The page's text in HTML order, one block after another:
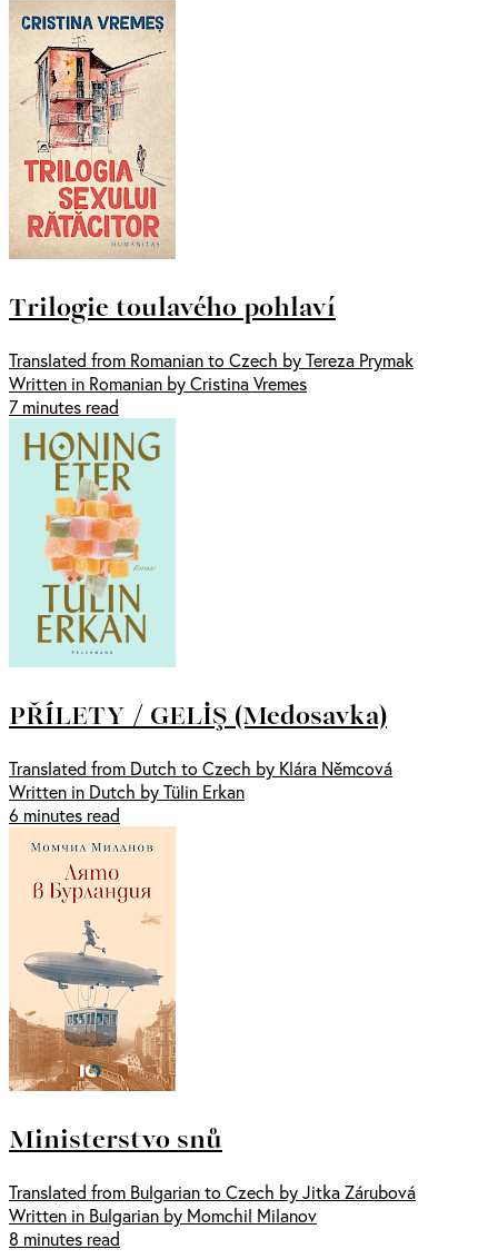
Trilogie toulavého pohlaví
Translated from Romanian to Czech by Tereza Prymak
Written in Romanian by Cristina Vremes
7 minutes read
PŘÍLETY / GELİŞ (Medosavka)
Translated from Dutch to Czech by Klára Němcová
Written in Dutch by Tülin Erkan
6 minutes read
Ministerstvo snů
Translated from Bulgarian to Czech by Jitka Zárubová
Written in Bulgarian by Momchil Milanov
8 minutes read